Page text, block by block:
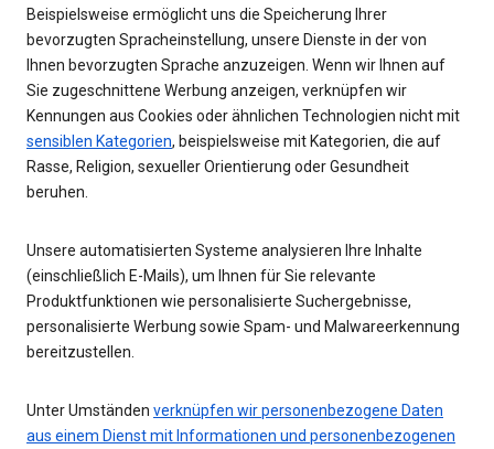
Beispielsweise ermöglicht uns die Speicherung Ihrer
bevorzugten Spracheinstellung, unsere Dienste in der von
Ihnen bevorzugten Sprache anzuzeigen. Wenn wir Ihnen auf
Sie zugeschnittene Werbung anzeigen, verknüpfen wir
Kennungen aus Cookies oder ähnlichen Technologien nicht mit
sensiblen Kategorien, beispielsweise mit Kategorien, die auf
Rasse, Religion, sexueller Orientierung oder Gesundheit
beruhen.
Unsere automatisierten Systeme analysieren Ihre Inhalte
(einschließlich E-Mails), um Ihnen für Sie relevante
Produktfunktionen wie personalisierte Suchergebnisse,
personalisierte Werbung sowie Spam- und Malwareerkennung
bereitzustellen.
Unter Umständen verknüpfen wir personenbezogene Daten
aus einem Dienst mit Informationen und personenbezogenen